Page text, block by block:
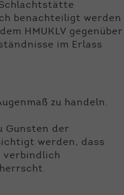
benachteiligt werden
HMUKLV gegenüber
im Erlass
zu handeln.
Gunsten der
werden, dass
verbindlich